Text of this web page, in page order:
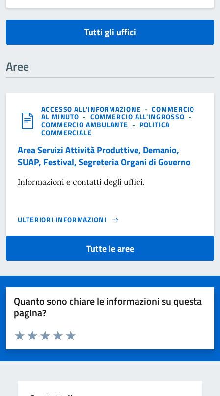
Tutti gli uffici
Aree
ACCESSO ALL'INFORMAZIONE -COMMERCIO
AL MINUTO - COMMERCIO ALL'INGROSSO -
COMMERCIO AMBULANTE - POLITICA
COMMERCIALE
Area Servizi Attività Produttive, Demanio,
SUAP, Festival, Segreteria Organi di Governo
Informazioni e contatti degli uffici.
ULTERIORI INFORMAZIONI
AREA SERVIZI ATTIVITÀ PRODUTTIVE, DEMANIO, SUAP,
Tutte le aree
Quanto sono chiare le informazioni su questa
pagina?
Domanda
Valuta da 1 a 5 stelle la pagina
Valuta 5 stelle su 5
Valuta 4 stelle su 5
Valuta 3 stelle su 5
Valuta 2 stelle su 5
Valuta 1 stelle su 5